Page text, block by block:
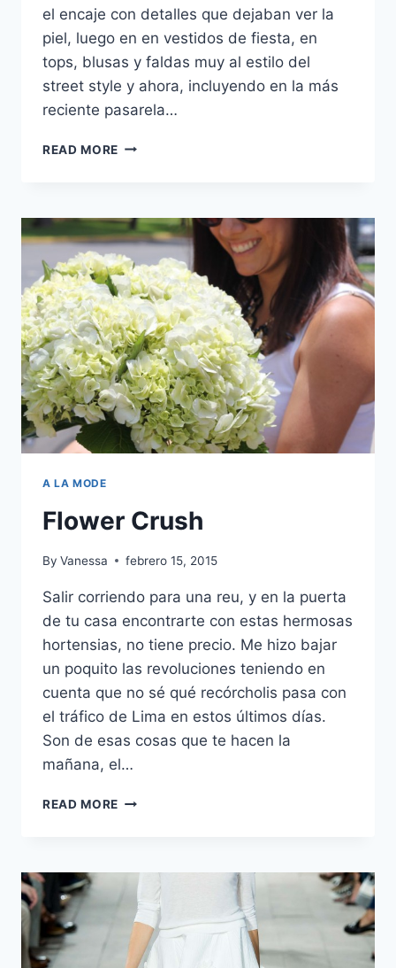
el encaje con detalles que dejaban ver la
piel, luego en en vestidos de fiesta, en
tops, blusas y faldas muy al estilo del
street style y ahora, incluyendo en la más
reciente pasarela…
READ MORE TRENDING
FALDA
A LA MODE
Flower Crush
By Vanessa febrero 15, 2015
Salir corriendo para una reu, y en la puerta
de tu casa encontrarte con estas hermosas
hortensias, no tiene precio. Me hizo bajar
un poquito las revoluciones teniendo en
cuenta que no sé qué recórcholis pasa con
el tráfico de Lima en estos últimos días.
Son de esas cosas que te hacen la
mañana, el…
READ MORE FLOWER